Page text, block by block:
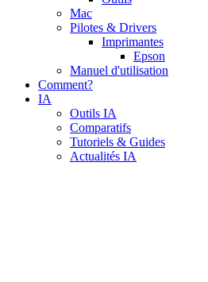
Mac
Pilotes & Drivers
Imprimantes
Epson
Manuel d'utilisation
Comment?
IA
Outils IA
Comparatifs
Tutoriels & Guides
Actualités IA